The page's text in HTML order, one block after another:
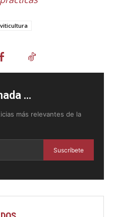
viticultura
...
más relevantes de la
Suscríbete